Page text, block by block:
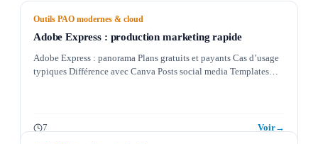
Outils PAO modernes & cloud
Adobe Express : production marketing rapide
Adobe Express : panorama Plans gratuits et payants Cas d’usage
typiques Différence avec Canva Posts social media Templates…
7 Voir→